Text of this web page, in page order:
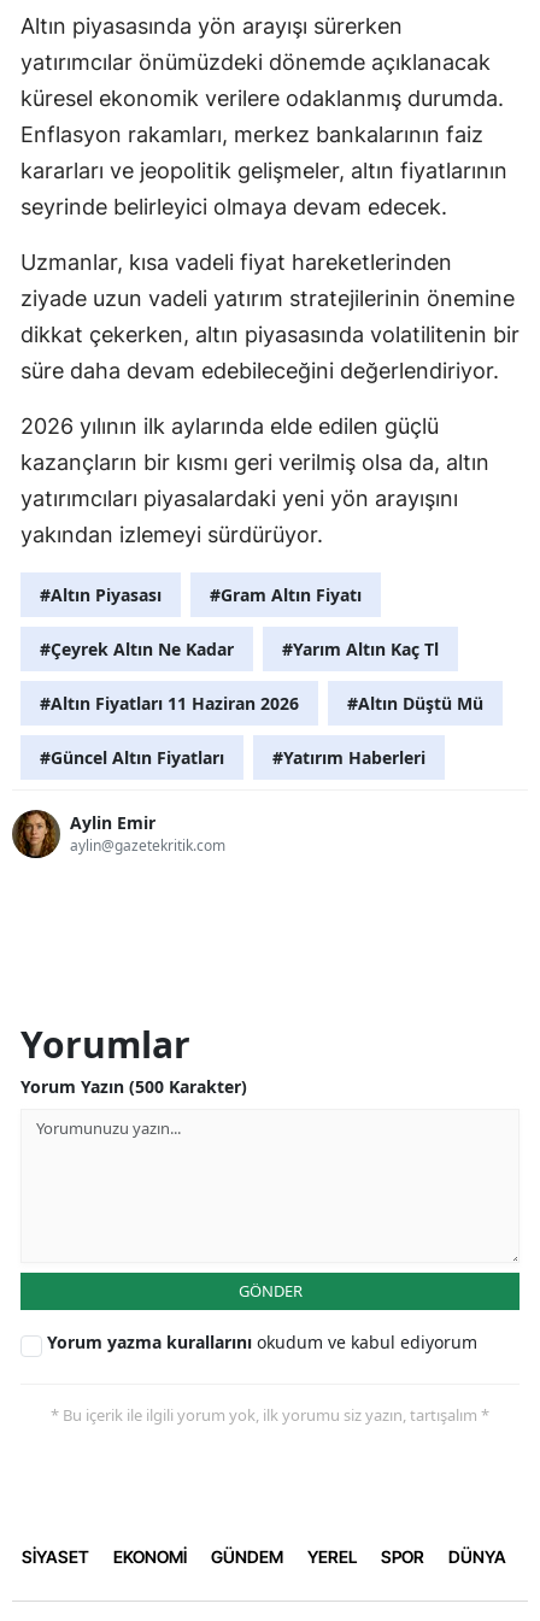
Altın piyasasında yön arayışı sürerken
yatırımcılar önümüzdeki dönemde açıklanacak
küresel ekonomik verilere odaklanmış durumda.
Enflasyon rakamları, merkez bankalarının faiz
kararları ve jeopolitik gelişmeler, altın fiyatlarının
seyrinde belirleyici olmaya devam edecek.
Uzmanlar, kısa vadeli fiyat hareketlerinden
ziyade uzun vadeli yatırım stratejilerinin önemine
dikkat çekerken, altın piyasasında volatilitenin bir
süre daha devam edebileceğini değerlendiriyor.
2026 yılının ilk aylarında elde edilen güçlü
kazançların bir kısmı geri verilmiş olsa da, altın
yatırımcıları piyasalardaki yeni yön arayışını
yakından izlemeyi sürdürüyor.
#Altın Piyasası #Gram Altın Fiyatı
#Çeyrek Altın Ne Kadar #Yarım Altın Kaç Tl
#Altın Fiyatları 11 Haziran 2026 #Altın Düştü Mü
#Güncel Altın Fiyatları #Yatırım Haberleri
Aylin Emir
aylin@gazetekritik.com
Yorumlar
Yorum Yazın (500 Karakter)
GÖNDER
Yorum yazma kurallarını okudum ve kabul ediyorum
* Bu içerik ile ilgili yorum yok, ilk yorumu siz yazın, tartışalım *
SİYASET EKONOMİ GÜNDEM YEREL SPOR DÜNYA